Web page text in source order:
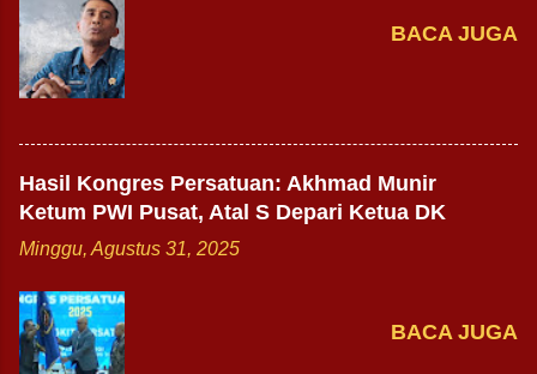
BACA JUGA
Hasil Kongres Persatuan: Akhmad Munir
Ketum PWI Pusat, Atal S Depari Ketua DK
Minggu, Agustus 31, 2025
BACA JUGA